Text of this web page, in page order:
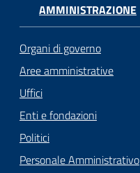
AMMINISTRAZIONE
Organi di governo
Aree amministrative
Uffici
Enti e fondazioni
Politici
Personale Amministrativo